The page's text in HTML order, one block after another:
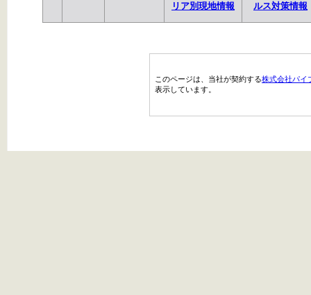
リア別現地情報
ルス対策情報
このページは、当社が契約する株式会社パイ
表示しています。